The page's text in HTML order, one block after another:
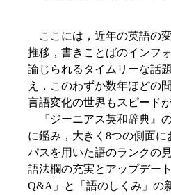
ここには，近年の英語の
推移，書きことばのインフ
論じられるタイムリーな話
え，このわずか数年ほどの
言語変化の世界もスピード
『ジーニアス英和辞典』
に鑑み，大きく8つの側面
パスを用いた語のランクの
語法欄の充実とアップデー
Q&A」と「語のしくみ」の